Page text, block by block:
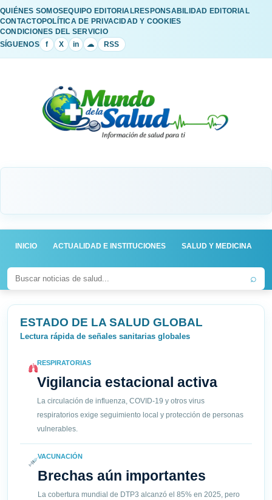
QUIÉNES SOMOSEQUIPO EDITORIALRESPONSABILIDAD EDITORIAL
CONTACTOPOLÍTICA DE PRIVACIDAD Y COOKIES
CONDICIONES DEL SERVICIO
SÍGUENOS
f X in ☁ RSS
INICIO ACTUALIDAD E INSTITUCIONES SALUD Y MEDICINA
⌕
ESTADO DE LA SALUD GLOBAL
Lectura rápida de señales sanitarias globales
RESPIRATORIAS
Vigilancia estacional activa
La circulación de influenza, COVID-19 y otros virus
respiratorios exige seguimiento local y protección de personas
vulnerables.
VACUNACIÓN
Brechas aún importantes
La cobertura mundial de DTP3 alcanzó el 85% en 2025, pero